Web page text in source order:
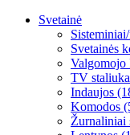
Svetainė
Svetainės
Valgomojo
TV
Indaujos
Komodos
Žurnaliniai